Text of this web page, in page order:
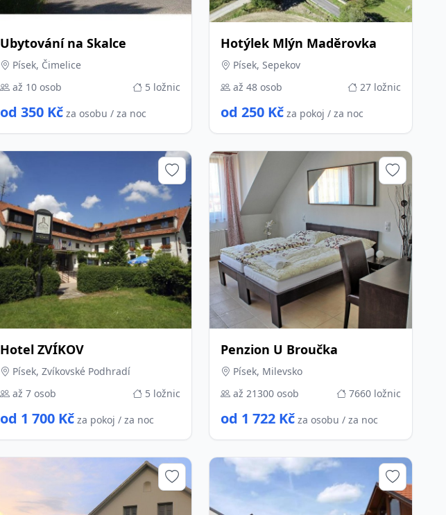
Ubytování na Skalce
Písek, Čimelice
až 10 osob
5 ložnic
od 350 Kč za osobu / za noc
Hotýlek Mlýn Maděrovka
Písek, Sepekov
až 48 osob
27 ložnic
od 250 Kč za pokoj / za noc
Hotel ZVÍKOV
Písek, Zvíkovské Podhradí
až 7 osob
5 ložnic
od 1 700 Kč za pokoj / za noc
Penzion U Broučka
Písek, Milevsko
až 21300 osob
7660 ložnic
od 1 722 Kč za osobu / za noc